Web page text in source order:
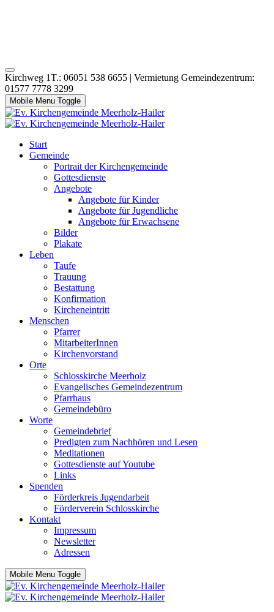
Kirchweg 1T.: 06051 538 6655 | Vermietung Gemeindezentrum:
01577 7778 3299
Mobile Menu Toggle
Start
Gemeinde
Portrait der Kirchengemeinde
Gottesdienste
Angebote
Angebote für Kinder
Angebote für Jugendliche
Angebote für Erwachsene
Bilder
Plakate
Leben
Taufe
Trauung
Bestattung
Konfirmation
Kircheneintritt
Menschen
Pfarrer
MitarbeiterInnen
Kirchenvorstand
Orte
Schlosskirche Meerholz
Evangelisches Gemeindezentrum
Pfarrhaus
Gemeindebüro
Worte
Gemeindebrief
Predigten zum Nachhören und Lesen
Meditationen
Gottesdienste auf Youtube
Links
Spenden
Förderkreis Jugendarbeit
Förderverein Schlosskirche
Kontakt
Impressum
Newsletter
Adressen
Mobile Menu Toggle